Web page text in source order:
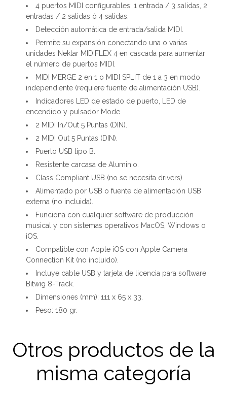
4 puertos MIDI configurables: 1 entrada / 3 salidas, 2
entradas / 2 salidas ó 4 salidas.
Detección automática de entrada/salida MIDI.
Permite su expansión conectando una o varias
unidades Nektar MIDIFLEX 4 en cascada para aumentar
el número de puertos MIDI.
MIDI MERGE 2 en 1 o MIDI SPLIT de 1 a 3 en modo
independiente (requiere fuente de alimentación USB).
Indicadores LED de estado de puerto, LED de
encendido y pulsador Mode.
2 MIDI In/Out 5 Puntas (DIN).
2 MIDI Out 5 Puntas (DIN).
Puerto USB tipo B.
Resistente carcasa de Aluminio.
Class Compliant USB (no se necesita drivers).
Alimentado por USB o fuente de alimentación USB
externa (no incluida).
Funciona con cualquier software de producción
musical y con sistemas operativos MacOS, Windows o
iOS.
Compatible con Apple iOS con Apple Camera
Connection Kit (no incluido).
Incluye cable USB y tarjeta de licencia para software
Bitwig 8-Track.
Dimensiones (mm): 111 x 65 x 33.
Peso: 180 gr.
Otros productos de la
misma categoría